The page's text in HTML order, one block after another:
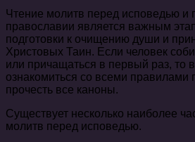
Чтение молитв перед исповедью и
православии является важным
подготовки к очищению души и
Христовых Таин. Если человек
или причащаться в первый раз, то
ознакомиться со всеми правилами
прочесть все каноны.
Существует несколько наиболее
молитв перед исповедью.